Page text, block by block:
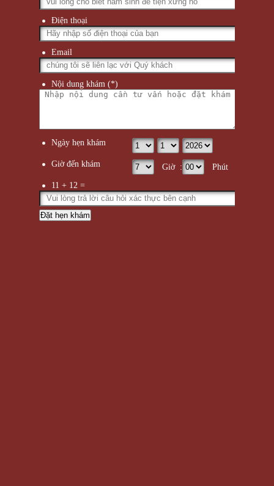
Điện thoại
Email
Nội dung khám (*)
Ngày hẹn khám
Giờ :
Phút